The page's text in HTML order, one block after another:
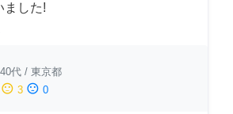
ました!
40代 / 東京都
sentiment_neutral 3 sentiment_dissatisfied 0